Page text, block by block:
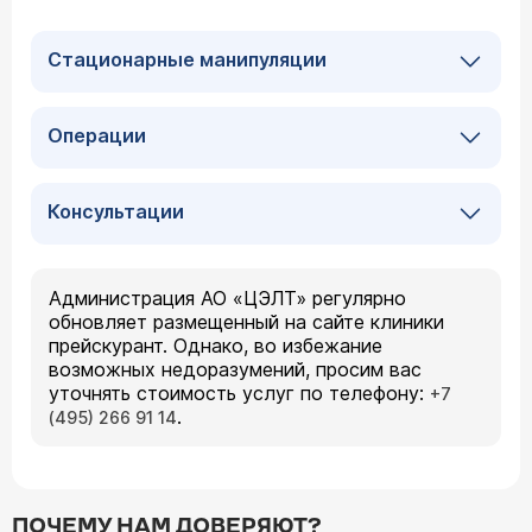
Стационарные манипуляции
Операции
Консультации
Администрация АО «ЦЭЛТ» регулярно
обновляет размещенный на сайте клиники
прейскурант. Однако, во избежание
возможных недоразумений, просим вас
уточнять стоимость услуг по телефону: +7
(495) 266 91 14.
ПОЧЕМУ НАМ ДОВЕРЯЮТ?